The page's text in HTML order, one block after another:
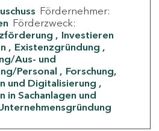
Fördernehmer:
Förderzweck:
Investieren
Existenzgründung
Aus- und
Personal
Forschung,
und Digitalisierung
in Sachanlagen und